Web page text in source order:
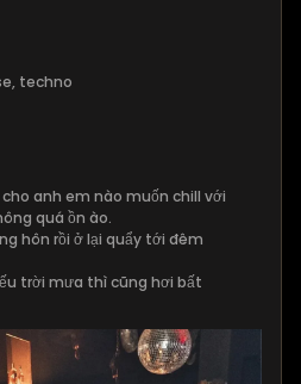
techno
anh em nào muốn chill với
quá ồn ào.
hôn rồi ở lại quẩy tới đêm
trời mưa thì cũng hơi bất